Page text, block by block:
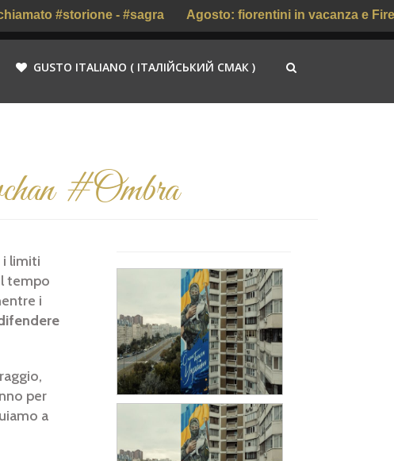
#storione - #sagra Agosto: fiorentini in vacanza e
GUSTO ITALIANO ( ІТАЛІЙСЬКИЙ СМАК )
#Ombra
i limiti
tempo
i
per
a